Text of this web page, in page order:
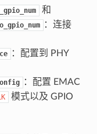
和
：连接
：配置到 PHY
：配置 EMAC
模式以及 GPIO